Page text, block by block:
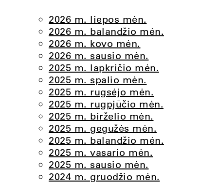
2026 m. liepos mėn.
2026 m. balandžio mėn.
2026 m. kovo mėn.
2026 m. sausio mėn.
2025 m. lapkričio mėn.
2025 m. spalio mėn.
2025 m. rugsėjo mėn.
2025 m. rugpjūčio mėn.
2025 m. birželio mėn.
2025 m. gegužės mėn.
2025 m. balandžio mėn.
2025 m. vasario mėn.
2025 m. sausio mėn.
2024 m. gruodžio mėn.